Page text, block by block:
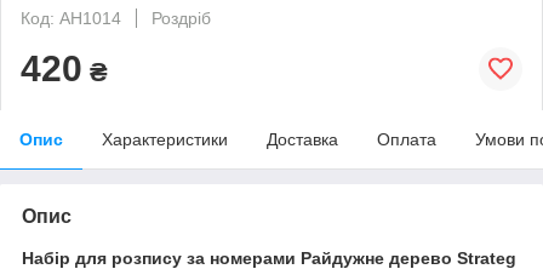
Код: AH1014
Роздріб
420 ₴
Опис Характеристики Доставка Оплата Умови
Опис
Набір для розпису за номерами Райдужне дерево Strateg